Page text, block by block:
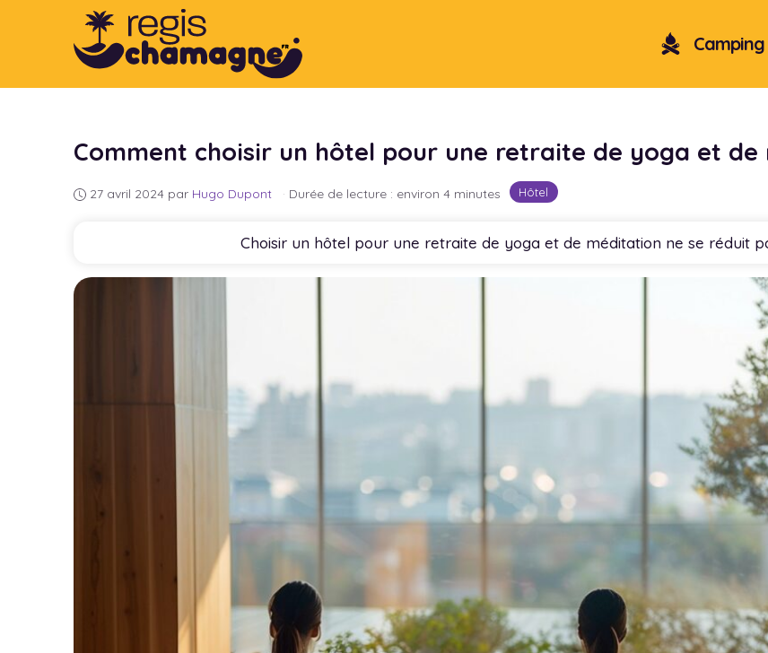
Camping
Hôtel
Comment choisir un hôtel pour une retraite de yoga et de
27 avril 2024 par Hugo Dupont · Durée de lecture : environ 4 minutes
Choisir un hôtel pour une retraite de yoga et de méditation ne se réduit